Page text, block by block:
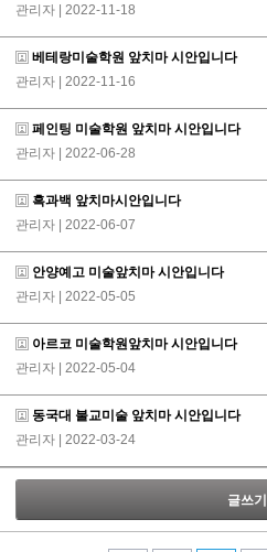
관리자 | 2022-11-18
베테랑미술학원 앞치마 시안입니다
관리자 | 2022-11-16
페인팅 미술학원 앞치마 시안입니다
관리자 | 2022-06-28
흑과백 앞치마시안입니다
관리자 | 2022-06-07
안양예고 미술앞치마 시안입니다
관리자 | 2022-05-05
아르코 미술학원앞치마 시안입니다
관리자 | 2022-05-04
동국대 불교미술 앞치마 시안입니다
관리자 | 2022-03-24
글쓰기